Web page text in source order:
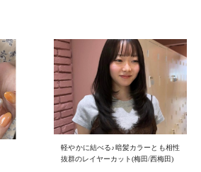
軽やかに結べる♪暗髪カラーとも相性
抜群のレイヤーカット(梅田/西梅田)